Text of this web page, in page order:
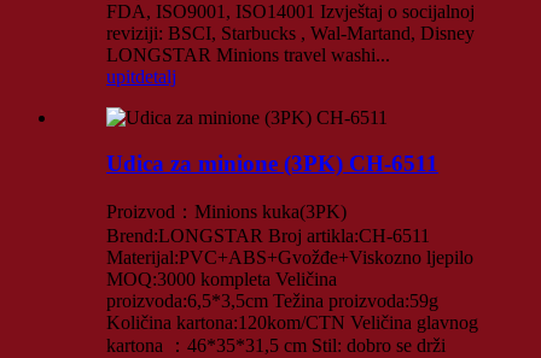
FDA, ISO9001, ISO14001 Izvještaj o socijalnoj
reviziji: BSCI, Starbucks , Wal-Martand, Disney
LONGSTAR Minions travel washi...
upitdetalj
Udica za minione (3PK) CH-6511
Proizvod：Minions kuka(3PK)
Brend:LONGSTAR Broj artikla:CH-6511
Materijal:PVC+ABS+Gvožđe+Viskozno ljepilo
MOQ:3000 kompleta Veličina
proizvoda:6,5*3,5cm Težina proizvoda:59g
Količina kartona:120kom/CTN Veličina glavnog
kartona ：46*35*31,5 cm Stil: dobro se drži